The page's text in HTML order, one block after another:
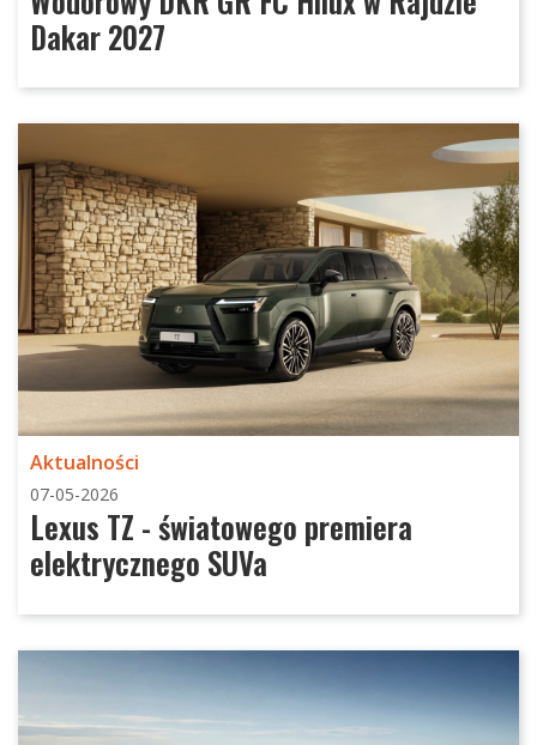
Dakar 2027
Aktualności
07-05-2026
Lexus TZ - światowego premiera
elektrycznego SUVa